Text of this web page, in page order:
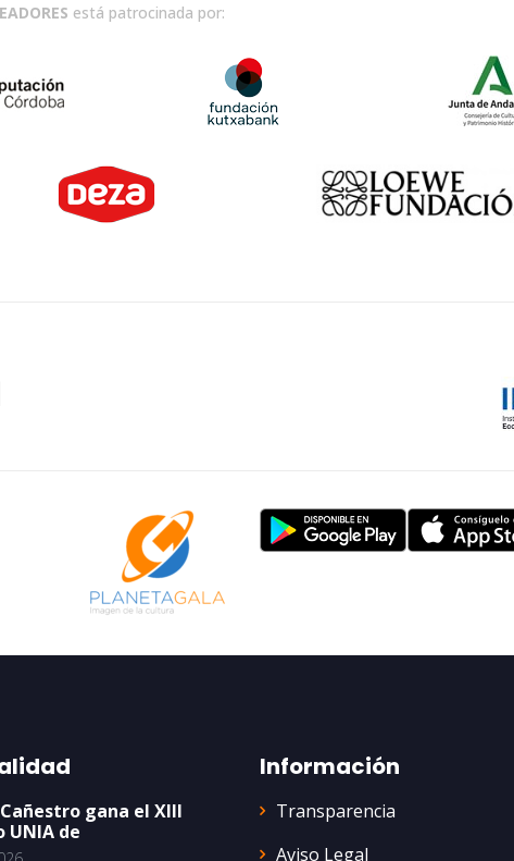
está patrocinada por:
gana el XIII
UNIA de
Información
Transparencia
Aviso Legal